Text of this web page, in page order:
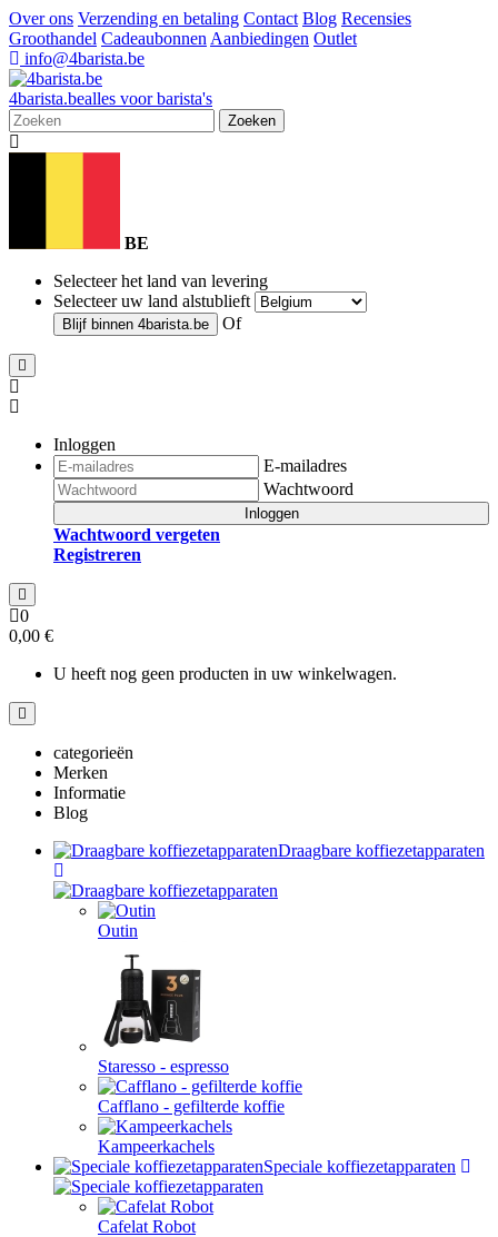
Over ons Verzending en betaling Contact Blog Recensies
Groothandel Cadeaubonnen Aanbiedingen Outlet
info@4barista.be
4barista.bealles voor barista's
Zoeken
BE
Selecteer het land van levering
Selecteer uw land alstublieft
Blijf binnen 4barista.be Of
Inloggen
E-mailadres
Wachtwoord
Inloggen
Wachtwoord vergeten
Registreren
0
0,00 €
U heeft nog geen producten in uw winkelwagen.
categorieën
Merken
Informatie
Blog
Draagbare koffiezetapparaten
Outin
Staresso - espresso
Cafflano - gefilterde koffie
Kampeerkachels
Speciale koffiezetapparaten
Cafelat Robot